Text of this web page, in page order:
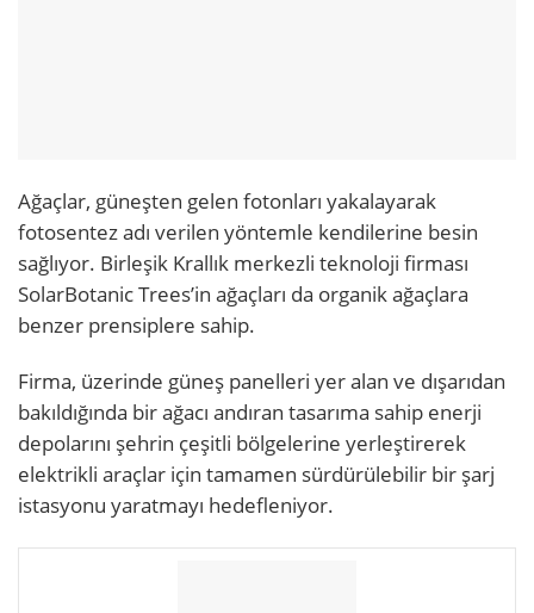
Ağaçlar, güneşten gelen fotonları yakalayarak
fotosentez adı verilen yöntemle kendilerine besin
sağlıyor. Birleşik Krallık merkezli teknoloji firması
SolarBotanic Trees’in ağaçları da organik ağaçlara
benzer prensiplere sahip.
Firma, üzerinde güneş panelleri yer alan ve dışarıdan
bakıldığında bir ağacı andıran tasarıma sahip enerji
depolarını şehrin çeşitli bölgelerine yerleştirerek
elektrikli araçlar için tamamen sürdürülebilir bir şarj
istasyonu yaratmayı hedefleniyor.